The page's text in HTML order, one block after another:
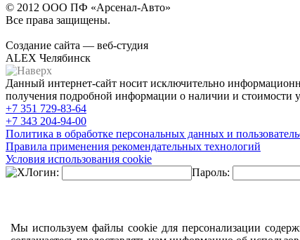
© 2012 ООО ПФ «Арсенал-Авто»
Все права защищены.
Создание сайта — веб-студия
ALEX Челябинск
Данный интернет-сайт носит исключительно
получения подробной информации о наличии и стоимости
+7 351 729-83-64
+7 343 204-94-00
Политика в обработке персональных данных и
Правила применения рекомендательных технологий
Условия использования cookie
Логин:
Пароль:
Мы используем файлы cookie для персонализации